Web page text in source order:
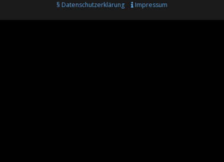
§ Datenschutzerklärung
Impressum